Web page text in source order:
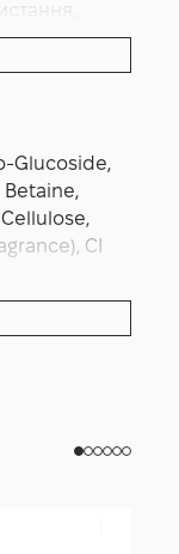
Після
Glucoside,
Betaine,
CI